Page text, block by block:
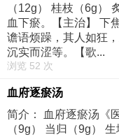
（12g） 桂枝（6g）
血下瘀。【主治】 下
谵语烦躁，其人如狂
沉实而涩等。【歌...
浏览 52 次
血府逐瘀汤
简介： 血府逐瘀汤《
（9g） 当归（9g）